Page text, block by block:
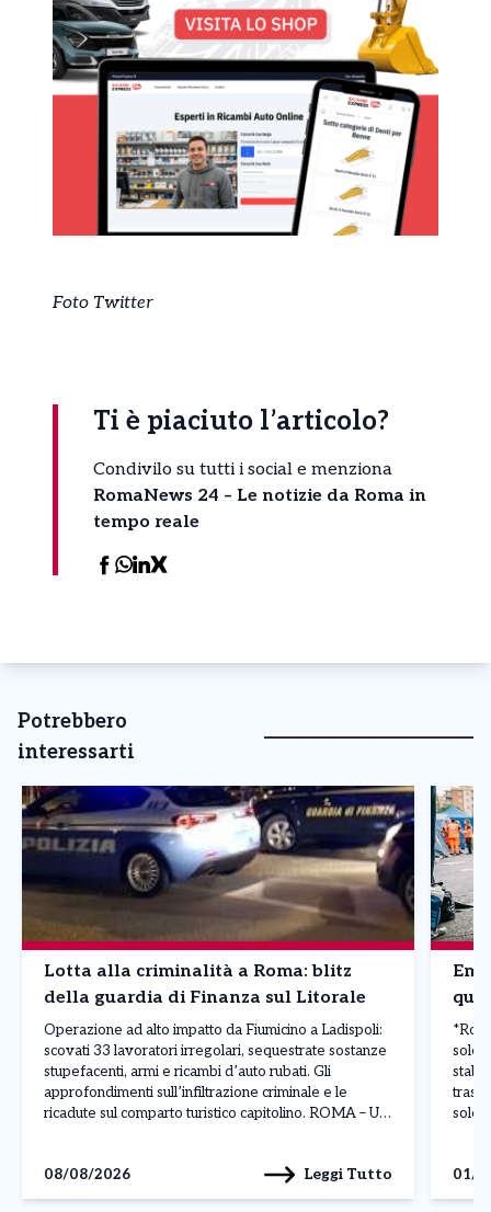
Foto Twitter
Ti è piaciuto l’articolo?
Condivilo su tutti i social e menziona
RomaNews 24 – Le notizie da Roma in
tempo reale
Potrebbero
interessarti
Lotta alla criminalità a Roma: blitz
della guardia di Finanza sul Litorale
Operazione ad alto impatto da Fiumicino a Ladispoli:
scovati 33 lavoratori irregolari, sequestrate sostanze
stupefacenti, armi e ricambi d’auto rubati. Gli
approfondimenti sull’infiltrazione criminale e le
ricadute sul comparto turistico capitolino. ROMA – Un
per Fregene, Passoscuro e […]
08/08/2026 Leggi Tutto
sole:
sole
01/